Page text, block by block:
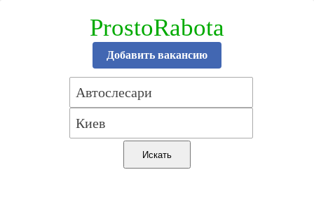
ProstoRabota
Добавить вакансию